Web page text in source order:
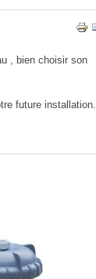
, bien choisir son
future installation.